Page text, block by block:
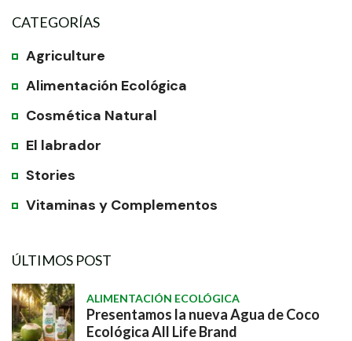
CATEGORÍAS
Agriculture
Alimentación Ecológica
Cosmética Natural
El labrador
Stories
Vitaminas y Complementos
ÚLTIMOS POST
ALIMENTACIÓN ECOLÓGICA
Presentamos la nueva Agua de Coco
Ecológica All Life Brand